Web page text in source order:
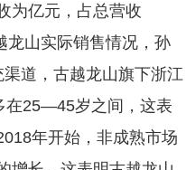
为亿元，占总营收
龙山实际销售情况，孙
道，古越龙山旗下浙江
在25—45岁之间，这表
年开始，非成熟市场